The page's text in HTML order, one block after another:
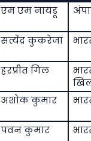
एम एम नायडू
सत्येंद्र कुकरेजा
हरप्रीत गिल
अशोक कुमार
पवन कुमार